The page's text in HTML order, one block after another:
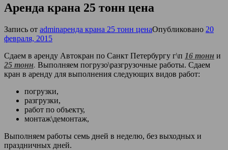
Аренда крана 25 тонн цена
Запись от adminаренда крана 25 тонн ценаОпубликовано 20
февраля, 2015
Сдаем в аренду Автокран по Санкт Петербургу г\п 16 тонн и
25 тонн. Выполняем погрузо\разгрузочные работы. Сдаем
кран в аренду для выполнения следующих видов работ:
погрузки,
разгрузки,
работ по объекту,
монтаж\демонтаж,
Выполняем работы семь дней в неделю, без выходных и
праздничных дней.